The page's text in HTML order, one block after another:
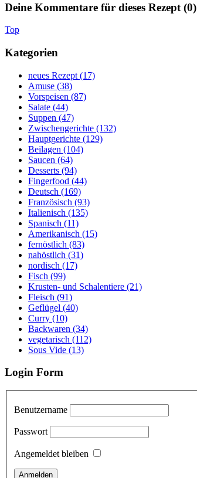
Deine Kommentare für dieses Rezept (0)
Top
Kategorien
neues Rezept (17)
Amuse (38)
Vorspeisen (87)
Salate (44)
Suppen (47)
Zwischengerichte (132)
Hauptgerichte (129)
Beilagen (104)
Saucen (64)
Desserts (94)
Fingerfood (44)
Deutsch (169)
Französisch (93)
Italienisch (135)
Spanisch (11)
Amerikanisch (15)
fernöstlich (83)
nahöstlich (31)
nordisch (17)
Fisch (99)
Krusten- und Schalentiere (21)
Fleisch (91)
Geflügel (40)
Curry (10)
Backwaren (34)
vegetarisch (112)
Sous Vide (13)
Login Form
Benutzername
Passwort
Angemeldet bleiben